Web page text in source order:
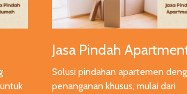
Jasa Pindah
Solusi pindahan apartemen
penanganan khusus, mulai dari